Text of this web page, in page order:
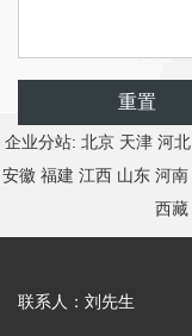
重置
企业分站: 北京 天津 河北
安徽 福建 江西 山东 河南
西藏
联系人：刘先生